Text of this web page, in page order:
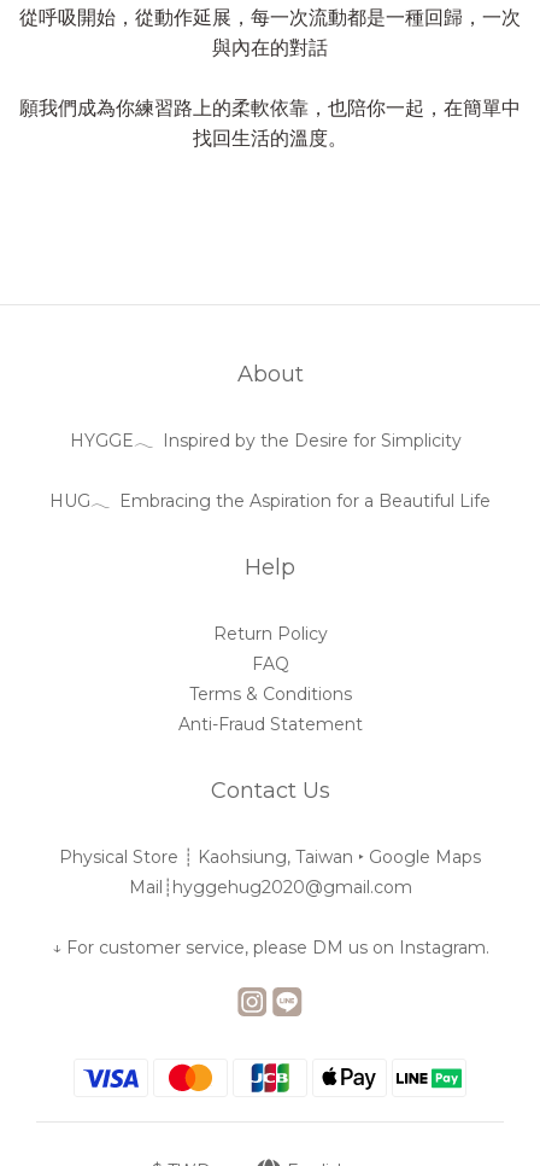
從呼吸開始，從動作延展，每一次流動都是一種回歸，一次
與內在的對話
願我們成為你練習路上的柔軟依靠，也陪你一起，在簡單中
找回生活的溫度。
About
HYGGE𓂃 Inspired by the Desire for Simplicity
HUG𓂃 Embracing the Aspiration for a Beautiful Life
Help
Return Policy
FAQ
Terms & Conditions
Anti-Fraud Statement
Contact Us
Physical Store ┊︎ Kaohsiung, Taiwan ‣ Google Maps
Mail┊︎hyggehug2020@gmail.com
↓ For customer service, please DM us on Instagram.